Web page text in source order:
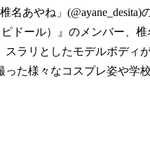
椎名あやね」
ドール）』のメンバー、
スラリとしたモデルボディ
った様々なコスプレ姿や学